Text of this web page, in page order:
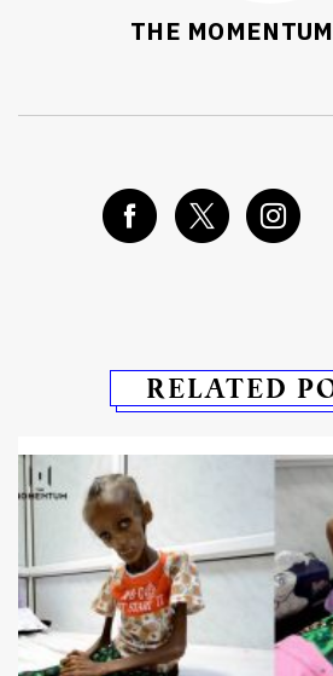
THE
RELATED